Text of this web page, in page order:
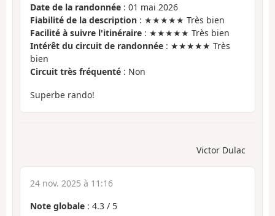
Date de la randonnée : 01 mai 2026
Fiabilité de la description : ★★★★★ Très bien
Facilité à suivre l'itinéraire : ★★★★★ Très bien
Intérêt du circuit de randonnée : ★★★★★ Très
bien
Circuit très fréquenté : Non
Superbe rando!
Victor Dulac
24 nov. 2025 à 11:16
Note globale : 4.3 / 5